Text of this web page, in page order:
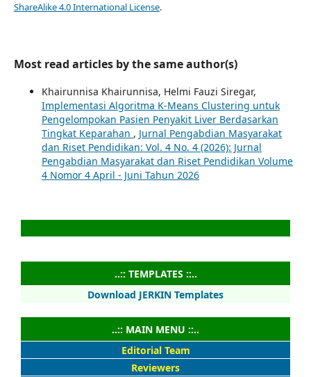
ShareAlike 4.0 International License.
Most read articles by the same author(s)
Khairunnisa Khairunnisa, Helmi Fauzi Siregar,
Implementasi Algoritma K-Means Clustering untuk
Pengelompokan Pasien Penyakit Liver Berdasarkan
Tingkat Keparahan , Jurnal Pengabdian Masyarakat
dan Riset Pendidikan: Vol. 4 No. 4 (2026): Jurnal
Pengabdian Masyarakat dan Riset Pendidikan Volume
4 Nomor 4 April - Juni Tahun 2026
..:: TEMPLATES ::..
Download JERKIN Templates
..:: MAIN MENU ::..
Editorial Team
Reviewers